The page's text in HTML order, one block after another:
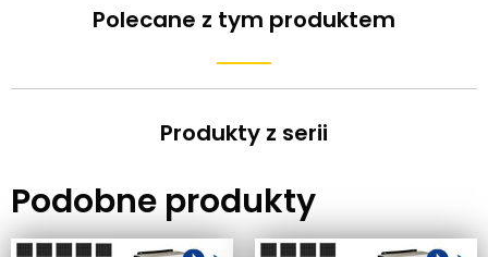
Polecane z tym produktem
Produkty z serii
Podobne produkty